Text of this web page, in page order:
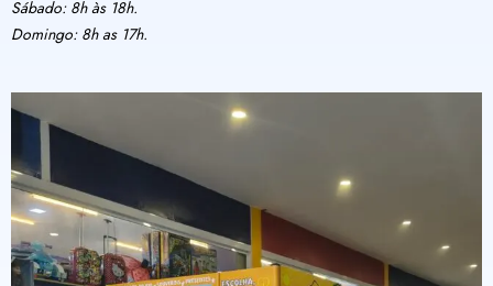
Sábado: 8h às 18h.
Domingo: 8h as 17h.